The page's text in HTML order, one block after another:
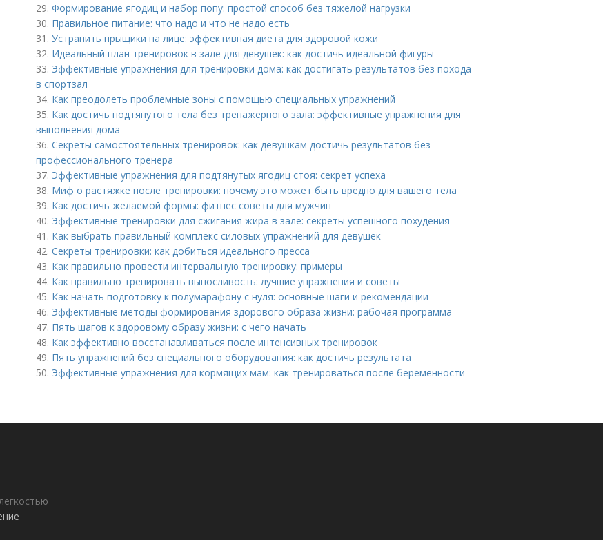
29. Формирование ягодиц и набор попу: простой способ без тяжелой нагрузки
30. Правильное питание: что надо и что не надо есть
31. Устранить прыщики на лице: эффективная диета для здоровой кожи
32. Идеальный план тренировок в зале для девушек: как достичь идеальной фигуры
33. Эффективные упражнения для тренировки дома: как достигать результатов без похода
в спортзал
34. Как преодолеть проблемные зоны с помощью специальных упражнений
35. Как достичь подтянутого тела без тренажерного зала: эффективные упражнения для
выполнения дома
36. Секреты самостоятельных тренировок: как девушкам достичь результатов без
профессионального тренера
37. Эффективные упражнения для подтянутых ягодиц стоя: секрет успеха
38. Миф о растяжке после тренировки: почему это может быть вредно для вашего тела
39. Как достичь желаемой формы: фитнес советы для мужчин
40. Эффективные тренировки для сжигания жира в зале: секреты успешного похудения
41. Как выбрать правильный комплекс силовых упражнений для девушек
42. Секреты тренировки: как добиться идеального пресса
43. Как правильно провести интервальную тренировку: примеры
44. Как правильно тренировать выносливость: лучшие упражнения и советы
45. Как начать подготовку к полумарафону с нуля: основные шаги и рекомендации
46. Эффективные методы формирования здорового образа жизни: рабочая программа
47. Пять шагов к здоровому образу жизни: с чего начать
48. Как эффективно восстанавливаться после интенсивных тренировок
49. Пять упражнений без специального оборудования: как достичь результата
50. Эффективные упражнения для кормящих мам: как тренироваться после беременности